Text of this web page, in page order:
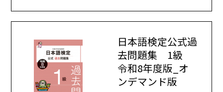
日本語検定公式過
去問題集 1級
令和8年度版_オ
ンデマンド版